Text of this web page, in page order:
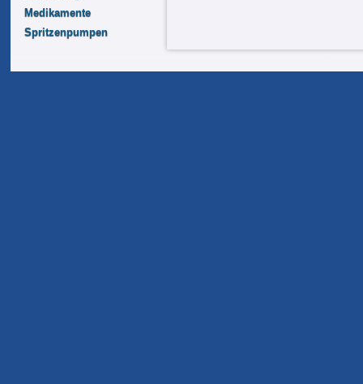
Medikamente
Spritzenpumpen